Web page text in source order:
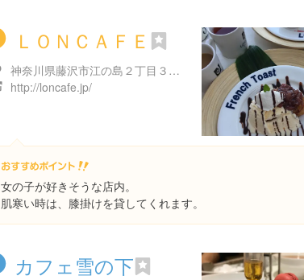
ＬＯＮＣＡＦＥ
神奈川県藤沢市江の島２丁目３-３８ サムエル・コッキング苑内
http://loncafe.jp/
女の子が好きそうな店内。
肌寒い時は、膝掛けを貸してくれます。
カフェ雪の下